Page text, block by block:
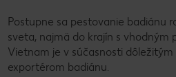
Postupne sa pestovanie badiánu
sveta, najmä do krajín s vhodným
Vietnam je v súčasnosti
exportérom badiánu.